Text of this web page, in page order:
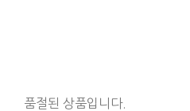
품절된 상품입니다.